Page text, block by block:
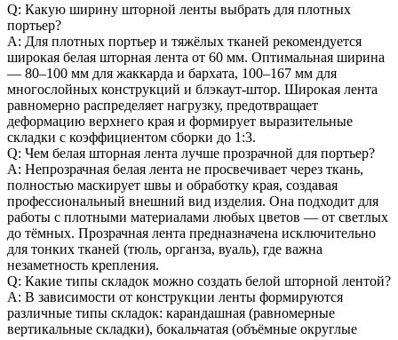
Q: Какую ширину шторной ленты выбрать для плотных
портьер?
A: Для плотных портьер и тяжёлых тканей рекомендуется
широкая белая шторная лента от 60 мм. Оптимальная ширина
— 80–100 мм для жаккарда и бархата, 100–167 мм для
многослойных конструкций и блэкаут-штор. Широкая лента
равномерно распределяет нагрузку, предотвращает
деформацию верхнего края и формирует выразительные
складки с коэффициентом сборки до 1:3.
Q: Чем белая шторная лента лучше прозрачной для портьер?
A: Непрозрачная белая лента не просвечивает через ткань,
полностью маскирует швы и обработку края, создавая
профессиональный внешний вид изделия. Она подходит для
работы с плотными материалами любых цветов — от светлых
до тёмных. Прозрачная лента предназначена исключительно
для тонких тканей (тюль, органза, вуаль), где важна
незаметность крепления.
Q: Какие типы складок можно создать белой шторной лентой?
A: В зависимости от конструкции ленты формируются
различные типы складок: карандашная (равномерные
вертикальные складки), бокальчатая (объёмные округлые